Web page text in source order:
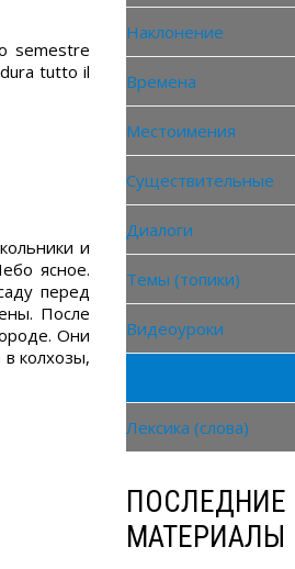
semestre
tutto il
и
ясное.
перед
После
Они
колхозы,
Наклонение
Времена
Местоимения
Существительные
Диалоги
Темы (топики)
Видеоуроки
Лексика (слова)
ПОСЛЕДНИЕ
МАТЕРИАЛЫ